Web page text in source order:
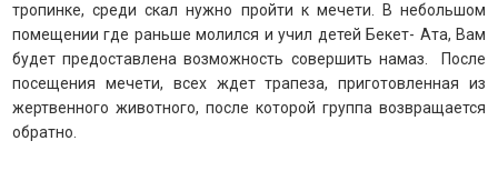
тропинке, среди скал нужно пройти к мечети. В небольшом
помещении где раньше молился и учил детей Бекет- Ата, Вам
будет предоставлена возможность совершить намаз. После
посещения мечети, всех ждет трапеза, приготовленная из
жертвенного животного, после которой группа возвращается
обратно.